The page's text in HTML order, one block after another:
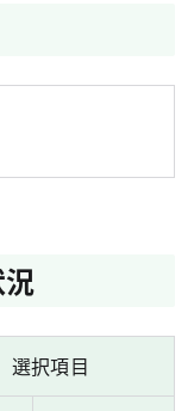
選択項目